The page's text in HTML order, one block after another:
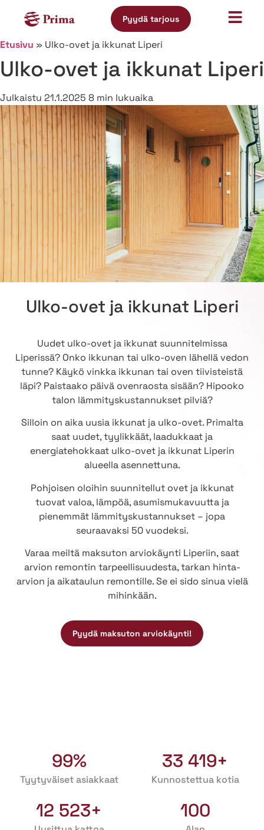
Pyydä tarjous
Etusivu » Ulko-ovet ja ikkunat Liperi
Ulko-ovet ja ikkunat Liperi
Julkaistu 21.1.2025 8 min lukuaika
Ulko-ovet ja ikkunat Liperi
Uudet ulko-ovet ja ikkunat suunnitelmissa
Liperissä? Onko ikkunan tai ulko-oven lähellä vedon
tunne? Käykö vinkka ikkunan tai oven tiivisteistä
läpi? Paistaako päivä ovenraosta sisään? Hipooko
talon lämmityskustannukset pilviä?
Silloin on aika uusia ikkunat ja ulko-ovet. Primalta
saat uudet, tyylikkäät, laadukkaat ja
energiatehokkaat ulko-ovet ja ikkunat Liperin
alueella asennettuna.
Pohjoisen oloihin suunnitellut ovet ja ikkunat
tuovat valoa, lämpöä, asumismukavuutta ja
pienemmät lämmityskustannukset – jopa
seuraavaksi 50 vuodeksi.
Varaa meiltä maksuton arviokäynti Liperiin, saat
arvion remontin tarpeellisuudesta, tarkan hinta-
arvion ja aikataulun remontille. Se ei sido sinua vielä
mihinkään.
Pyydä maksuton arviokäynti!
99%
Tyytyväiset asiakkaat
33 419+
Kunnostettua kotia
12 523+ 100